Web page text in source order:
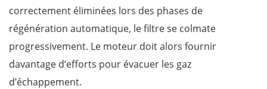
correctement éliminées lors des phases de
régénération automatique, le filtre se colmate
progressivement. Le moteur doit alors fournir
davantage d’efforts pour évacuer les gaz
d’échappement.